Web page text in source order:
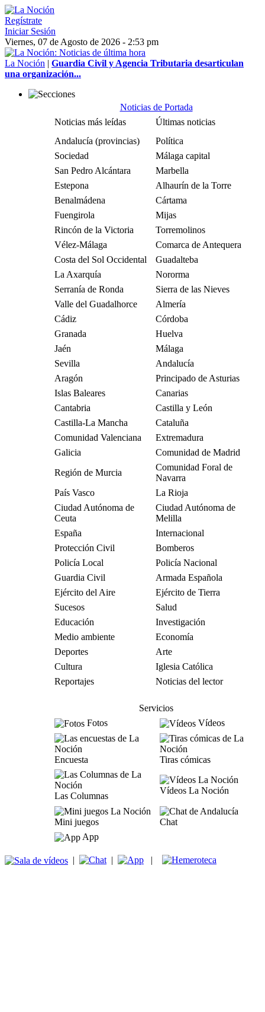
Regístrate
Iniciar Sesión
Viernes, 07 de Agosto de 2026 - 2:53 pm
La Noción | Guardia Civil y Agencia Tributaria desarticulan
una organización...
Noticias de Portada
Noticias más leídas
Últimas noticias
Andalucía (provincias)
Política
Sociedad
Málaga capital
San Pedro Alcántara
Marbella
Estepona
Alhaurín de la Torre
Benalmádena
Cártama
Fuengirola
Mijas
Rincón de la Victoria
Torremolinos
Vélez-Málaga
Comarca de Antequera
Costa del Sol Occidental
Guadalteba
La Axarquía
Nororma
Serranía de Ronda
Sierra de las Nieves
Valle del Guadalhorce
Almería
Cádiz
Córdoba
Granada
Huelva
Jaén
Málaga
Sevilla
Andalucía
Aragón
Principado de Asturias
Islas Baleares
Canarias
Cantabria
Castilla y León
Castilla-La Mancha
Cataluña
Comunidad Valenciana
Extremadura
Galicia
Comunidad de Madrid
Región de Murcia
Comunidad Foral de
Navarra
País Vasco
La Rioja
Ciudad Autónoma de
Ceuta
Ciudad Autónoma de
Melilla
España
Internacional
Protección Civil
Bomberos
Policía Local
Policía Nacional
Guardia Civil
Armada Española
Ejército del Aire
Ejército de Tierra
Sucesos
Salud
Educación
Investigación
Medio ambiente
Economía
Deportes
Arte
Cultura
Iglesia Católica
Reportajes
Noticias del lector
Servicios
Fotos
Vídeos
Encuesta Tiras cómicas
Las Columnas
Vídeos La Noción
Mini juegos
Chat
App
| | |